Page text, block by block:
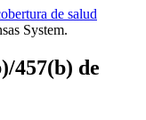
de salud
System.
457(b) de